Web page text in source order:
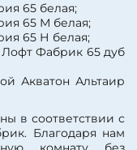
65 белая;
65 М белая;
65 Н белая;
Лофт Фабрик 65 дуб
Акватон Альтаир
в соответствии с
Благодаря нам